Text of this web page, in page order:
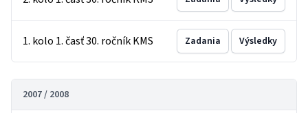
1. kolo 1. časť 30. ročník KMS Zadania Výsledky
2007 / 2008